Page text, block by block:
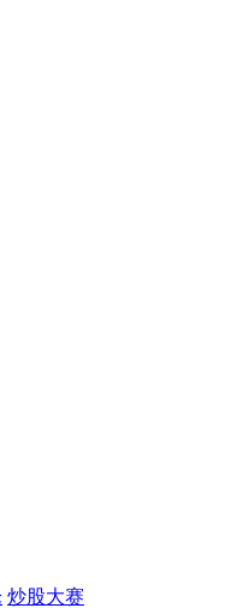
炒股大赛